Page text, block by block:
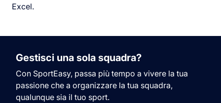
Excel.
Gestisci una sola squadra?
Con SportEasy, passa più tempo a vivere la tua
passione che a organizzare la tua squadra,
qualunque sia il tuo sport.